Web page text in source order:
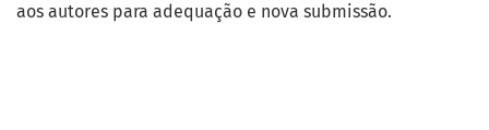
aos autores para adequação e nova submissão.